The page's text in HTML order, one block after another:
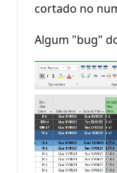
cortado no
Algum "bug"